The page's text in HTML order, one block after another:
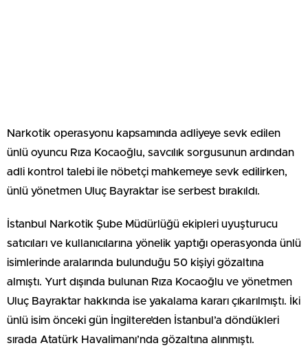
Narkotik operasyonu kapsamında adliyeye sevk edilen
ünlü oyuncu Rıza Kocaoğlu, savcılık sorgusunun ardından
adli kontrol talebi ile nöbetçi mahkemeye sevk edilirken,
ünlü yönetmen Uluç Bayraktar ise serbest bırakıldı.
İstanbul Narkotik Şube Müdürlüğü ekipleri uyuşturucu
satıcıları ve kullanıcılarına yönelik yaptığı operasyonda ünlü
isimlerinde aralarında bulunduğu 50 kişiyi gözaltına
almıştı. Yurt dışında bulunan Rıza Kocaoğlu ve yönetmen
Uluç Bayraktar hakkında ise yakalama kararı çıkarılmıştı. İki
ünlü isim önceki gün İngiltere’den İstanbul’a döndükleri
sırada Atatürk Havalimanı’nda gözaltına alınmıştı.